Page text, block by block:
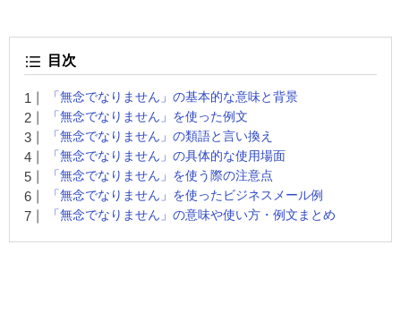
目次
「無念でなりません」の基本的な意味と背景
「無念でなりません」を使った例文
「無念でなりません」の類語と言い換え
「無念でなりません」の具体的な使用場面
「無念でなりません」を使う際の注意点
「無念でなりません」を使ったビジネスメール例
「無念でなりません」の意味や使い方・例文まとめ